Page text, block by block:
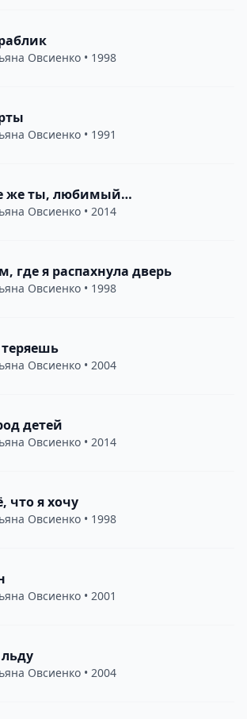
Овсиенко • 1998
Овсиенко • 1991
же ты, любимый…
Овсиенко • 2014
где я распахнула дверь
Овсиенко • 1998
Овсиенко • 2004
детей
Овсиенко • 2014
что я хочу
Овсиенко • 1998
Овсиенко • 2001
Овсиенко • 2004